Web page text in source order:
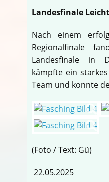
Landesfinale
Nach einem
Regionalfinale
Landesfinale in
kämpfte ein
Team und konnte
(Foto / Text: Gü)
22.05.2025